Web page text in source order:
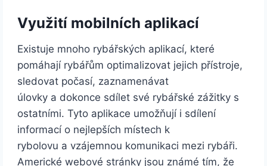
Využití mobilních aplikací
Existuje mnoho rybářských aplikací, které
pomáhají rybářům optimalizovat jejich přístroje,
sledovat počasí, zaznamenávat
úlovky a dokonce sdílet své rybářské zážitky s
ostatními. Tyto aplikace umožňují i sdílení
informací o nejlepších místech k
rybolovu a vzájemnou komunikaci mezi rybáři.
Americké webové stránky jsou známé tím, že